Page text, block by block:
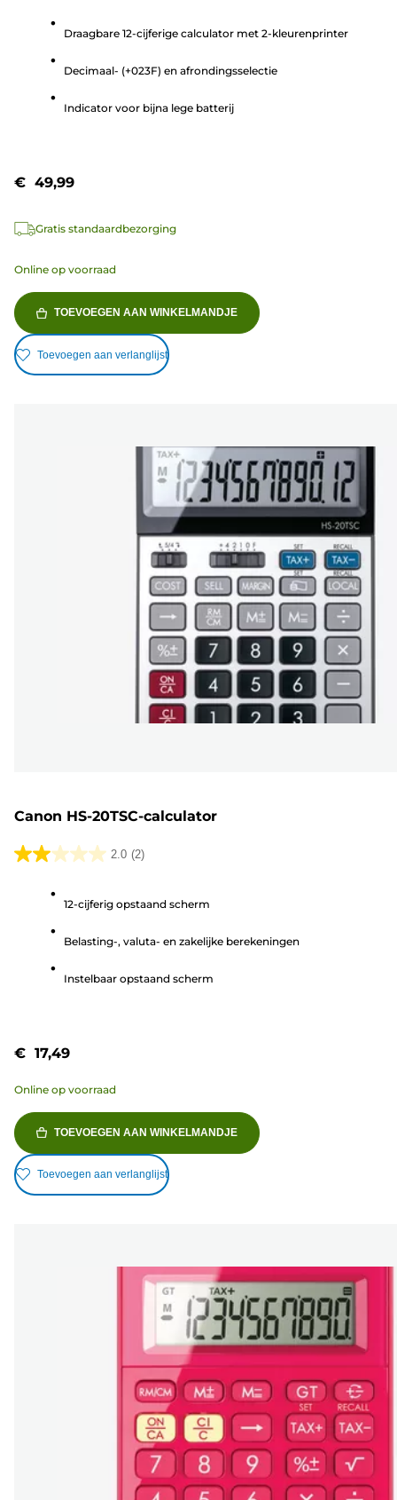
sterren.
Draagbare 12-cijferige calculator met 2-kleurenprinter
Decimaal- (+023F) en afrondingsselectie
Indicator voor bijna lege batterij
€ 49,99
Gratis standaardbezorging
Online op voorraad
TOEVOEGEN AAN WINKELMANDJE
Toevoegen aan verlanglijst
Canon HS-20TSC-calculator
2.0 (2)
2.0
sterren.
12-cijferig opstaand scherm
Belasting-, valuta- en zakelijke berekeningen
Instelbaar opstaand scherm
€ 17,49
Online op voorraad
TOEVOEGEN AAN WINKELMANDJE
Toevoegen aan verlanglijst